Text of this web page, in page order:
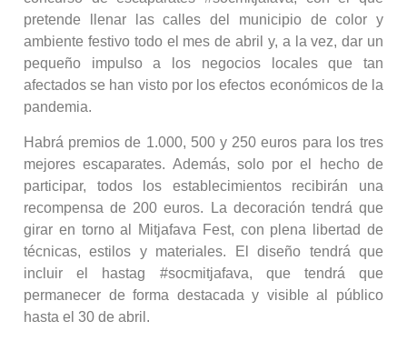
pretende llenar las calles del municipio de color y
ambiente festivo todo el mes de abril y, a la vez, dar un
pequeño impulso a los negocios locales que tan
afectados se han visto por los efectos económicos de la
pandemia.
Habrá premios de 1.000, 500 y 250 euros para los tres
mejores escaparates. Además, solo por el hecho de
participar, todos los establecimientos recibirán una
recompensa de 200 euros. La decoración tendrá que
girar en torno al Mitjafava Fest, con plena libertad de
técnicas, estilos y materiales. El diseño tendrá que
incluir el hastag #socmitjafava, que tendrá que
permanecer de forma destacada y visible al público
hasta el 30 de abril.